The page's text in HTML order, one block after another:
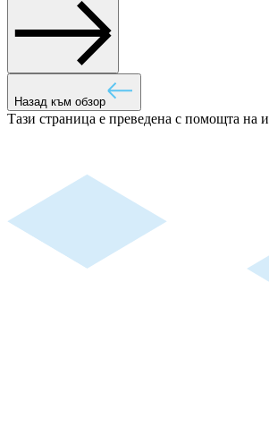
Назад към обзор
Тази страница е преведена с помощта на